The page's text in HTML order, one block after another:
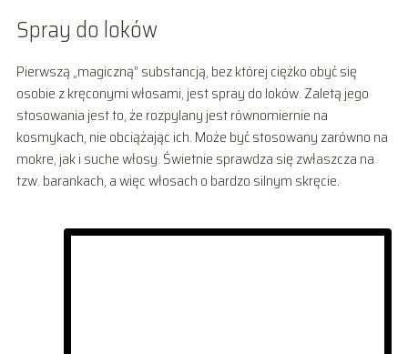
Spray do loków
Pierwszą „magiczną” substancją, bez której ciężko obyć się
osobie z kręconymi włosami, jest spray do loków. Zaletą jego
stosowania jest to, że rozpylany jest równomiernie na
kosmykach, nie obciążając ich. Może być stosowany zarówno na
mokre, jak i suche włosy. Świetnie sprawdza się zwłaszcza na
tzw. barankach, a więc włosach o bardzo silnym skręcie.